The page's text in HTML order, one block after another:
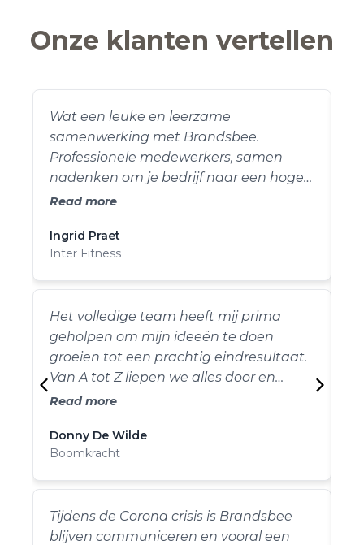
Onze klanten vertellen
Wat een leuke en leerzame
samenwerking met Brandsbee.
Professionele medewerkers, samen
nadenken om je bedrijf naar een hoger
level te brengen.
Read more
Ingrid Praet
Inter Fitness
Het volledige team heeft mij prima
geholpen om mijn ideeën te doen
groeien tot een prachtig eindresultaat.
Van A tot Z liepen we alles door en
kwamen ze ondertussen met nog
maar aanraden!
Read more
Donny De Wilde
Boomkracht
Tijdens de Corona crisis is Brandsbee
blijven communiceren en vooral een